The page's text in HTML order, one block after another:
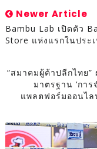
Newer Article
Bambu Lab เปิดตัว
Store แห่งแรกในประ
“สมาคมผู้ค้าปลีกไทย”
มาตรฐาน ‘กา
แพลตฟอร์มออนไล